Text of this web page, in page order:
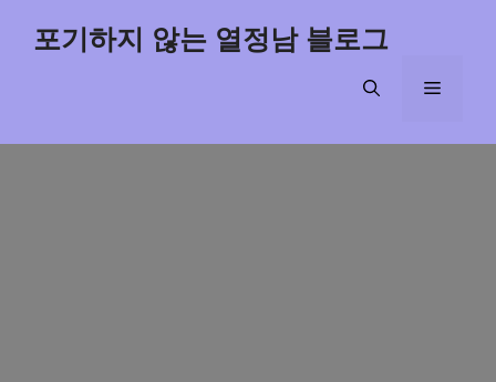
포기하지 않는 열정남 블로그
Menu